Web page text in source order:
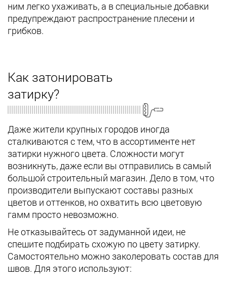
ним легко ухаживать, а в специальные добавки
предупреждают распространение плесени и
грибков.
Как затонировать
затирку?
Даже жители крупных городов иногда
сталкиваются с тем, что в ассортименте нет
затирки нужного цвета. Сложности могут
возникнуть, даже если вы отправились в самый
большой строительный магазин. Дело в том, что
производители выпускают составы разных
цветов и оттенков, но охватить всю цветовую
гамм просто невозможно.
Не отказывайтесь от задуманной идеи, не
спешите подбирать схожую по цвету затирку.
Самостоятельно можно заколеровать состав для
швов. Для этого используют: